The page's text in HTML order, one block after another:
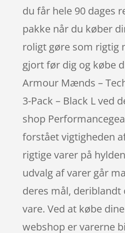
du får hele 90 dages
pakke når du køber
roligt gøre som rigtig
gjort før dig og købe
Armour Mænds –
3-Pack – Black L ved
shop
forstået vigtigheden
rigtige varer på
udvalg af varer går
deres mål, deriblandt
vare. Ved at købe
webshop er varerne